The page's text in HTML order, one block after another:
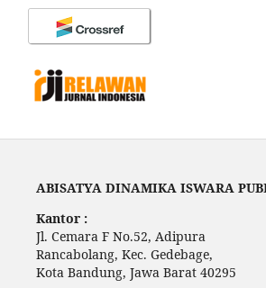
ABISATYA DINAMIKA ISWARA
Kantor :
Jl. Cemara F No.52, Adipura
Rancabolang, Kec. Gedebage,
Kota Bandung, Jawa Barat 40295